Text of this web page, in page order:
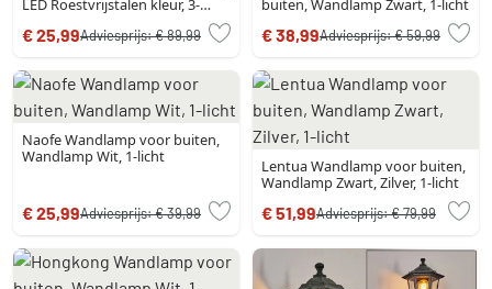
LED Roestvrijstalen kleur, 3-
€ 25,99Adviesprijs:€ 89,99
buiten, Wandlamp Zwart, 1-licht
€ 38,99Adviesprijs:€ 59,99
Naofe Wandlamp voor buiten,
Wandlamp Wit, 1-licht
€ 25,99Adviesprijs:€ 39,99
Lentua Wandlamp voor buiten,
Wandlamp Zwart, Zilver, 1-licht
€ 51,99Adviesprijs:€ 79,99